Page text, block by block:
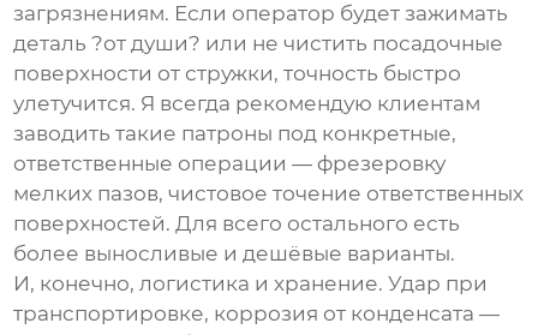
загрязнениям. Если оператор будет зажимать
деталь ?от души? или не чистить посадочные
поверхности от стружки, точность быстро
улетучится. Я всегда рекомендую клиентам
заводить такие патроны под конкретные,
ответственные операции — фрезеровку
мелких пазов, чистовое точение ответственных
поверхностей. Для всего остального есть
более выносливые и дешёвые варианты.
И, конечно, логистика и хранение. Удар при
транспортировке, коррозия от конденсата —